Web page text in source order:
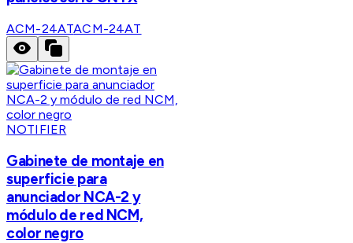
ACM-24ATACM-24AT
NOTIFIER
Gabinete de montaje en
superficie para
anunciador NCA-2 y
módulo de red NCM,
color negro